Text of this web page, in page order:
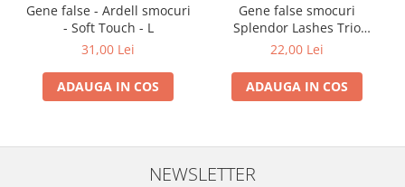
Gene false - Ardell smocuri
- Soft Touch - L
31,00 Lei
ADAUGA IN COS
Gene false smocuri
Splendor Lashes Trio
Combo MIX tip Smocuri 36
22,00 Lei
ADAUGA IN COS
NEWSLETTER